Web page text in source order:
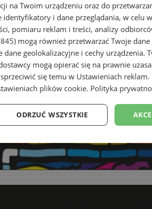
na Twoim urządzeniu oraz do
identyfikatory i dane przeglądania, w celu
pomiaru reklam i treści, analizy
mogą również przetwarzać Twoje
geolokalizacyjne i cechy urządzenia.
mogą opierać się na prawnie
się temu w Ustawieniach reklam.
plików cookie. Polityka
ODRZUĆ WSZYSTKIE
Targetowanie Funkcjonalność